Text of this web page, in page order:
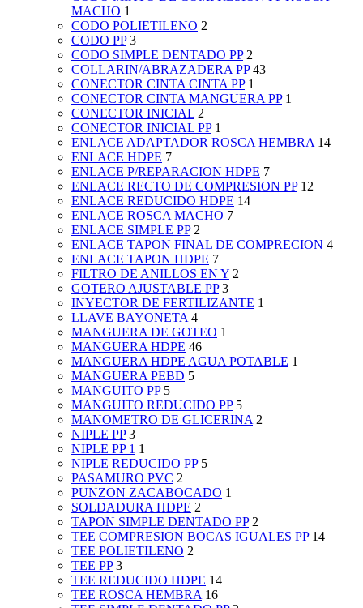
MACHO 1
CODO POLIETILENO 2
CODO PP 3
CODO SIMPLE DENTADO PP 2
COLLARIN/ABRAZADERA PP 43
CONECTOR CINTA CINTA PP 1
CONECTOR CINTA MANGUERA PP 1
CONECTOR INICIAL 2
CONECTOR INICIAL PP 1
ENLACE ADAPTADOR ROSCA HEMBRA 14
ENLACE HDPE 7
ENLACE P/REPARACION HDPE 7
ENLACE RECTO DE COMPRESION PP 12
ENLACE REDUCIDO HDPE 14
ENLACE ROSCA MACHO 7
ENLACE SIMPLE PP 2
ENLACE TAPON FINAL DE COMPRECION 4
ENLACE TAPON HDPE 7
FILTRO DE ANILLOS EN Y 2
GOTERO AJUSTABLE PP 3
INYECTOR DE FERTILIZANTE 1
LLAVE BAYONETA 4
MANGUERA DE GOTEO 1
MANGUERA HDPE 46
MANGUERA HDPE AGUA POTABLE 1
MANGUERA PEBD 5
MANGUITO PP 5
MANGUITO REDUCIDO PP 5
MANOMETRO DE GLICERINA 2
NIPLE PP 3
NIPLE PP 1 1
NIPLE REDUCIDO PP 5
PASAMURO PVC 2
PUNZON ZACABOCADO 1
SOLDADURA HDPE 2
TAPON SIMPLE DENTADO PP 2
TEE COMPRESION BOCAS IGUALES PP 14
TEE POLIETILENO 2
TEE PP 3
TEE REDUCIDO HDPE 14
TEE ROSCA HEMBRA 16